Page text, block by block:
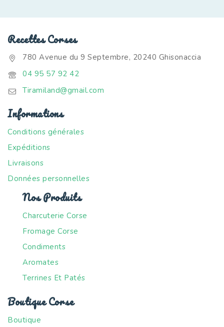
Recettes Corses
780 Avenue du 9 Septembre, 20240 Ghisonaccia
04 95 57 92 42
Tiramiland@gmail.com
Informations
Conditions générales
Expéditions
Livraisons
Données personnelles
Nos Produits
Charcuterie Corse
Fromage Corse
Condiments
Aromates
Terrines Et Patés
Boutique Corse
Boutique